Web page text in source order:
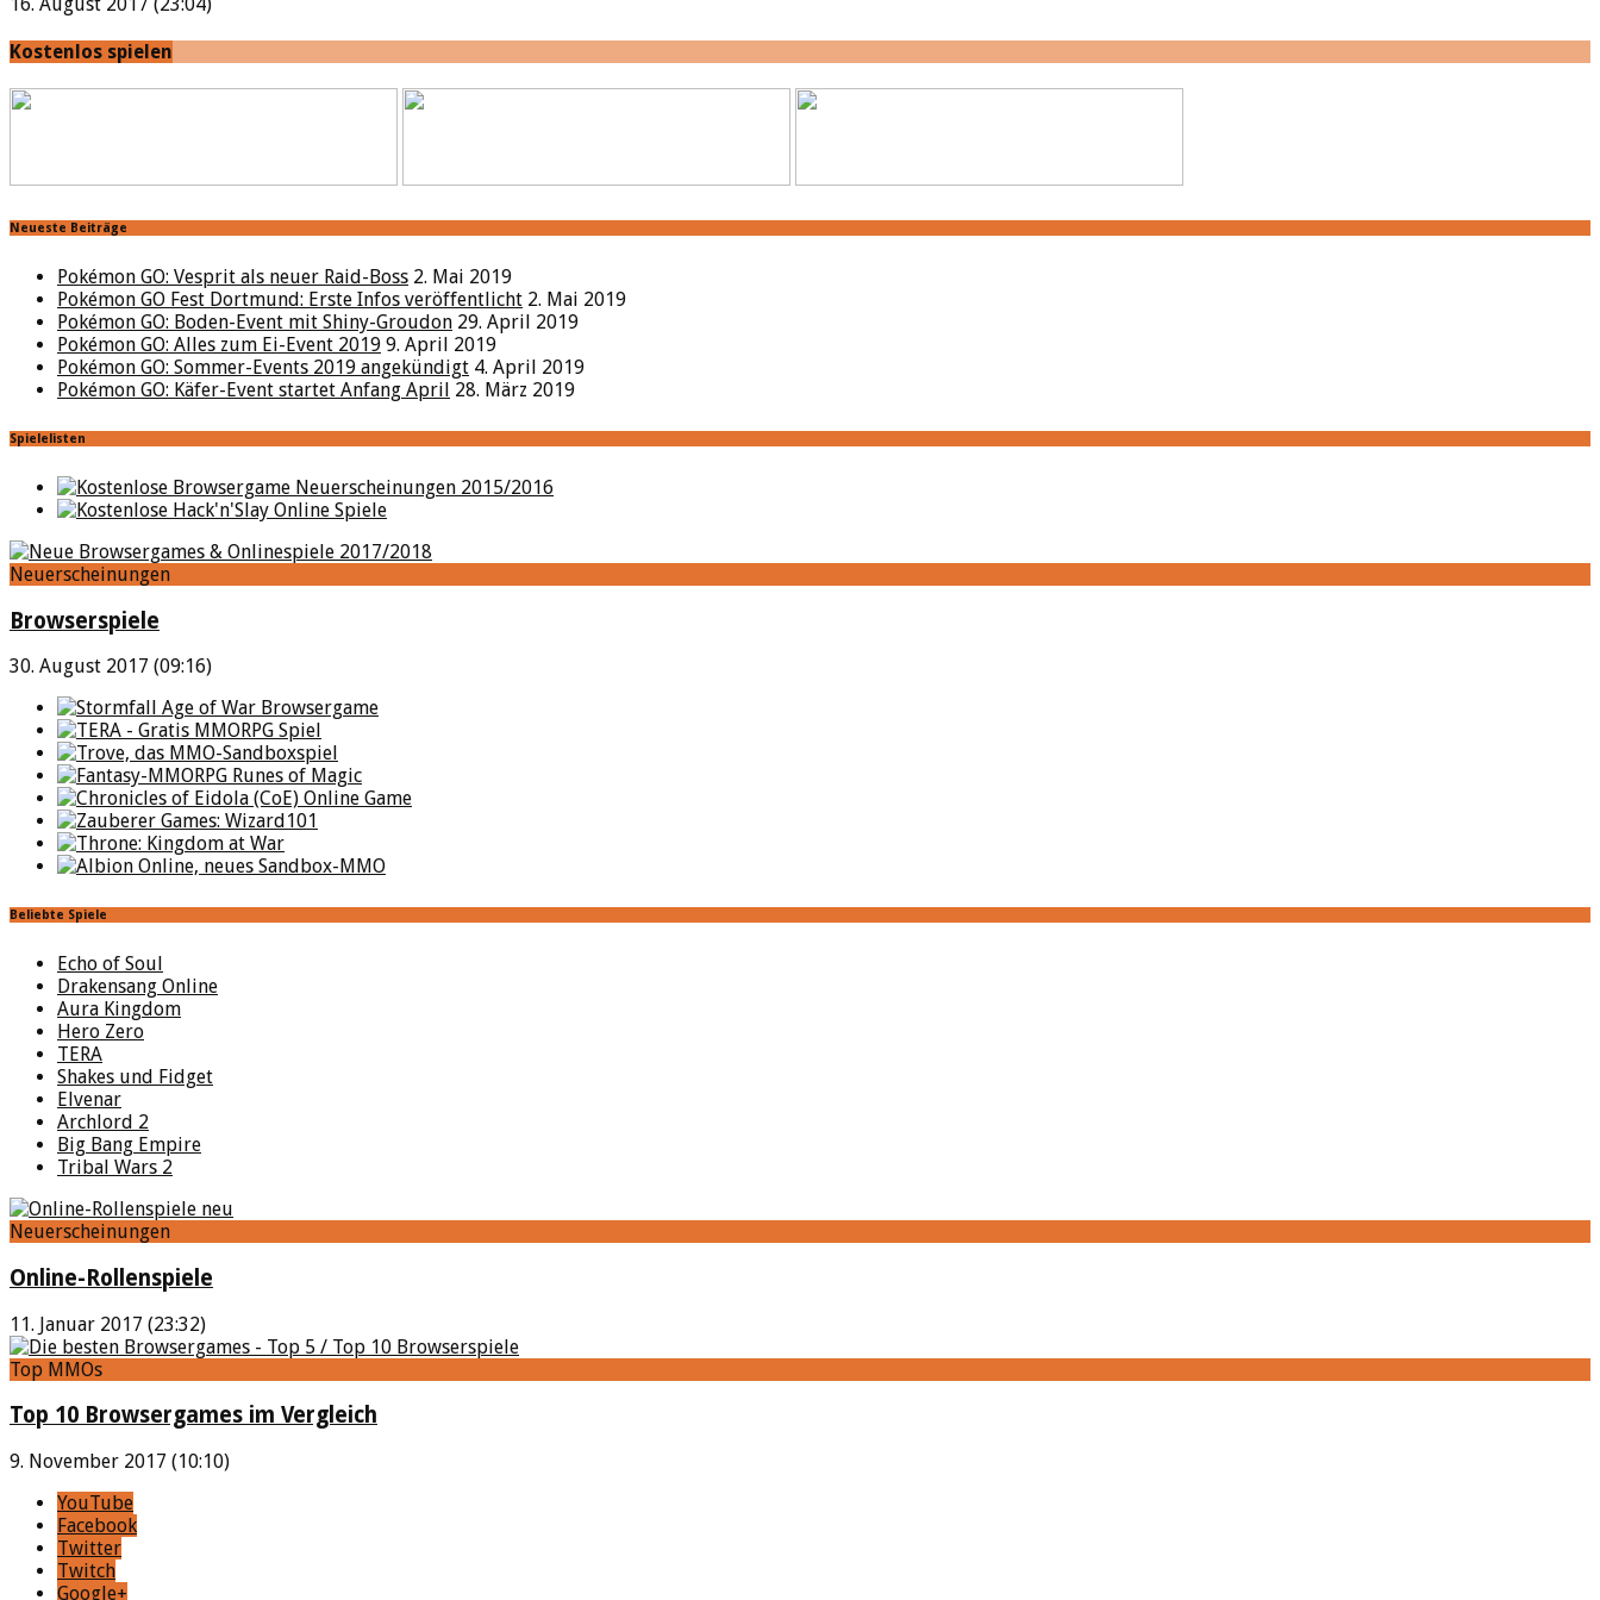
Kostenlos spielen
Neueste Beiträge
Pokémon GO: Vesprit als neuer Raid-Boss 2. Mai 2019
Pokémon GO Fest Dortmund: Erste Infos veröffentlicht 2. Mai 2019
Pokémon GO: Boden-Event mit Shiny-Groudon 29. April 2019
Pokémon GO: Alles zum Ei-Event 2019 9. April 2019
Pokémon GO: Sommer-Events 2019 angekündigt 4. April 2019
Pokémon GO: Käfer-Event startet Anfang April 28. März 2019
Spielelisten
Neuerscheinungen
Browserspiele
30. August 2017 (09:16)
Beliebte Spiele
Echo of Soul
Drakensang Online
Aura Kingdom
Hero Zero
TERA
Shakes und Fidget
Elvenar
Archlord 2
Big Bang Empire
Tribal Wars 2
Neuerscheinungen
Online-Rollenspiele
11. Januar 2017 (23:32)
Top MMOs
Top 10 Browsergames im Vergleich
9. November 2017 (10:10)
YouTube
Facebook
Twitter
Twitch
Google+